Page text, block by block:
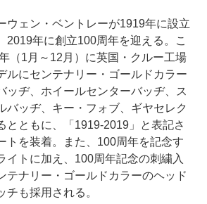
ェン・ベントレーが1919年に設立
2019年に創立100周年を迎える。こ
（1月～12月）に英国・クルー工場
ルにセンテナリー・ゴールドカラー
ッヂ、ホイールセンターバッヂ、ス
バッヂ、キー・フォブ、ギヤセレク
とともに、「1919-2019」と表記さ
トを装着。また、100周年を記念す
イトに加え、100周年記念の刺繍入
テナリー・ゴールドカラーのヘッド
チも採用される。